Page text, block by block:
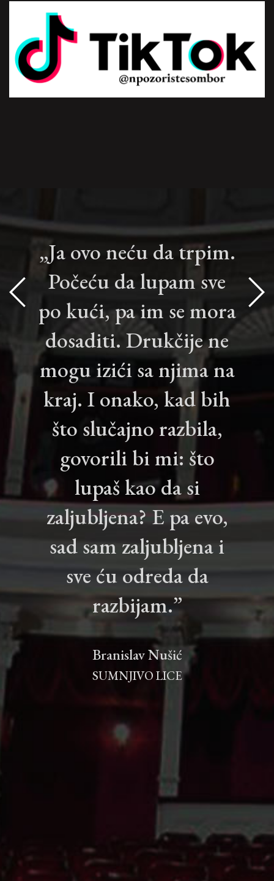
„Ja ovo neću da trpim.
Počeću da lupam sve
po kući, pa im se mora
dosaditi. Drukčije ne
mogu izići sa njima na
kraj. I onako, kad bih
što slučajno razbila,
govorili bi mi: što
lupaš kao da si
zaljubljena? E pa evo,
sad sam zaljubljena i
sve ću odreda da
razbijam.”
Branislav Nušić
SUMNJIVO LICE